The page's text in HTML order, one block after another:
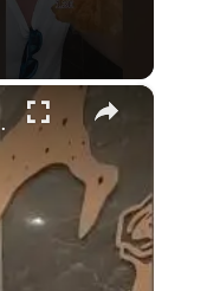
×
j’ai regretté !